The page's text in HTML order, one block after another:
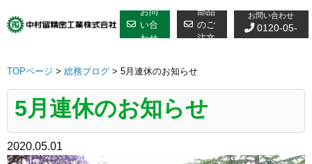
to
お問
い合
わせ
部品
のご
注文
お問い合わせ
0120-05-
TOPページ > 総務ブログ > 5月連休のお知らせ
5月連休のお知らせ
2020.05.01